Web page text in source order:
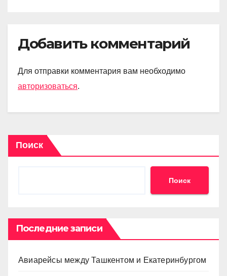
Добавить комментарий
Для отправки комментария вам необходимо
авторизоваться.
Поиск
Поиск
Последние записи
Авиарейсы между Ташкентом и Екатеринбургом